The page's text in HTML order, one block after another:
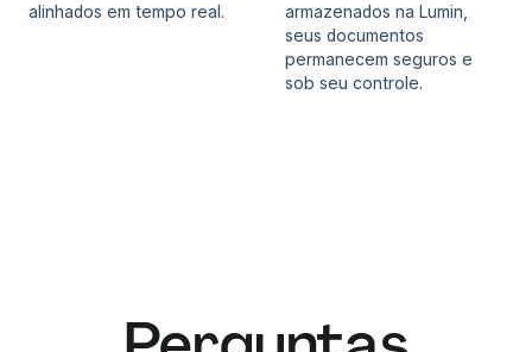
alinhados em tempo real.
armazenados na Lumin,
seus documentos
permanecem seguros e
sob seu controle.